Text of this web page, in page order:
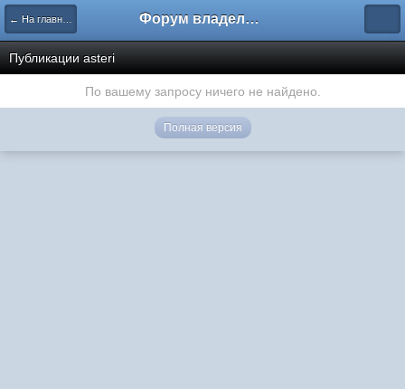
← На главную Форум владельцев интернет-магазинов
Публикации asteri
По вашему запросу ничего не найдено.
Полная версия